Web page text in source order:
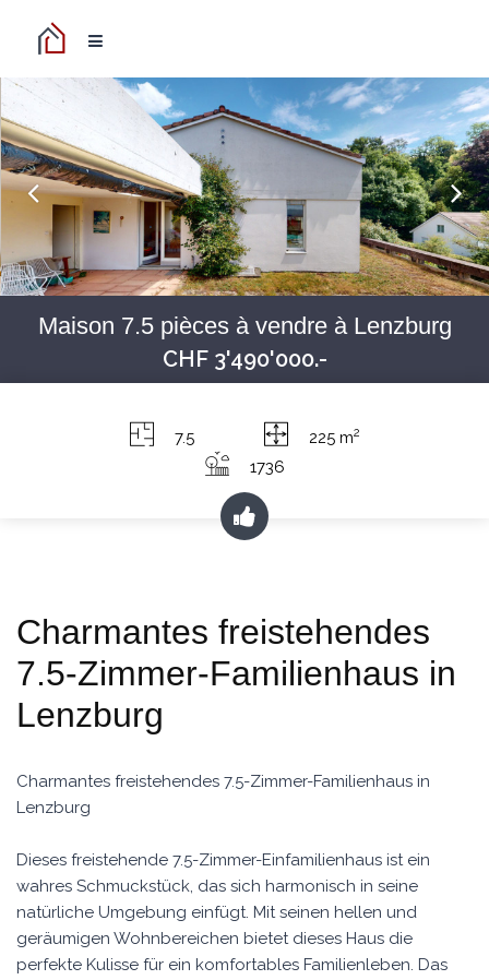
Maison 7.5 pièces à vendre à Lenzburg
CHF 3'490'000.-
7.5 225 m2
1736
Charmantes freistehendes
7.5-Zimmer-Familienhaus in
Lenzburg
Charmantes freistehendes 7.5-Zimmer-Familienhaus in
Lenzburg
Dieses freistehende 7.5-Zimmer-Einfamilienhaus ist ein
wahres Schmuckstück, das sich harmonisch in seine
natürliche Umgebung einfügt. Mit seinen hellen und
geräumigen Wohnbereichen bietet dieses Haus die
perfekte Kulisse für ein komfortables Familienleben. Das